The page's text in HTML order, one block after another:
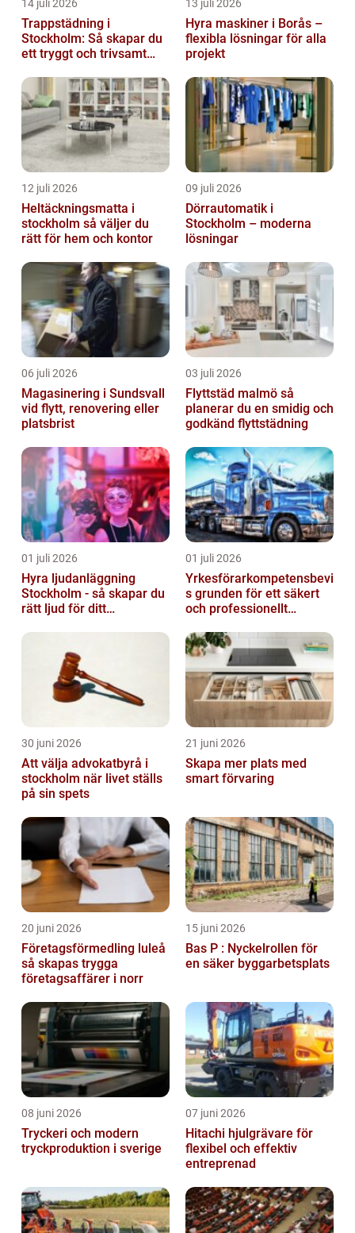
14 juli 2026
Trappstädning i
Stockholm: Så skapar du
ett tryggt och trivsamt
13 juli 2026
Hyra maskiner i Borås –
flexibla lösningar för alla
projekt
12 juli 2026
Heltäckningsmatta i
stockholm så väljer du
rätt för hem och kontor
09 juli 2026
Dörrautomatik i
Stockholm – moderna
lösningar
06 juli 2026
Magasinering i Sundsvall
vid flytt, renovering eller
platsbrist
03 juli 2026
Flyttstäd malmö så
planerar du en smidig och
godkänd flyttstädning
01 juli 2026
Hyra ljudanläggning
Stockholm - så skapar du
rätt ljud för ditt
01 juli 2026
Yrkesförarkompetensbevi
s grunden för ett säkert
och professionellt
30 juni 2026
Att välja advokatbyrå i
stockholm när livet ställs
på sin spets
21 juni 2026
Skapa mer plats med
smart förvaring
20 juni 2026
Företagsförmedling luleå
så skapas trygga
företagsaffärer i norr
15 juni 2026
Bas P : Nyckelrollen för
en säker byggarbetsplats
08 juni 2026
Tryckeri och modern
tryckproduktion i sverige
07 juni 2026
Hitachi hjulgrävare för
flexibel och effektiv
entreprenad